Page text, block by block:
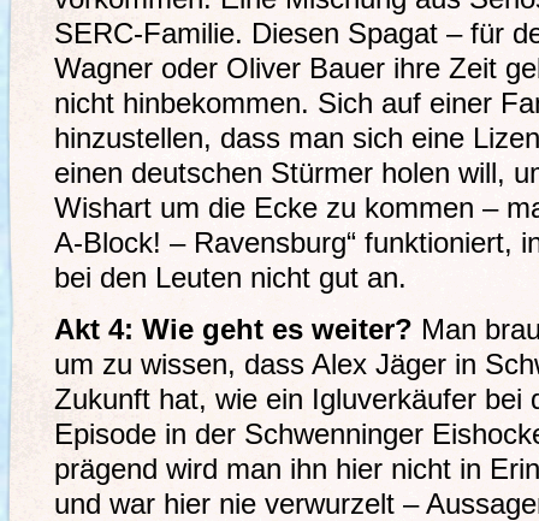
SERC-Familie. Diesen Spagat – für
Wagner oder Oliver Bauer ihre Zeit
nicht hinbekommen. Sich auf einer
hinzustellen, dass man sich eine
einen deutschen Stürmer holen will,
Wishart um die Ecke zu kommen –
A-Block! – Ravensburg“ funktioniert,
bei den Leuten nicht gut an.
Akt 4: Wie geht es weiter? Man
um zu wissen, dass Alex Jäger in
Zukunft hat, wie ein Igluverkäufer bei
Episode in der Schwenninger
prägend wird man ihn hier nicht in
und war hier nie verwurzelt –